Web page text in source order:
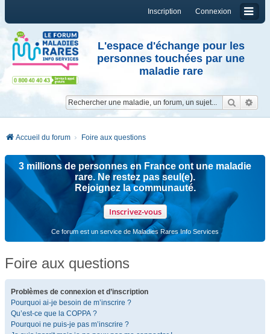
Connexion
Inscription
L'espace d'échange pour les
personnes touchées par une
maladie rare
Accueil du forum Foire aux questions
3 millions de personnes en France ont une maladie
rare. Ne restez pas seul(e).
Rejoignez la communauté.
Inscrivez-vous
Ce forum est un service de Maladies Rares Info Services
Foire aux questions
Problèmes de connexion et d’inscription
Pourquoi ai-je besoin de m’inscrire ?
Qu’est-ce que la COPPA ?
Pourquoi ne puis-je pas m’inscrire ?